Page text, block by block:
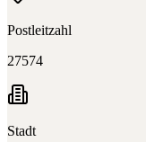
Postleitzahl
27574
Stadt